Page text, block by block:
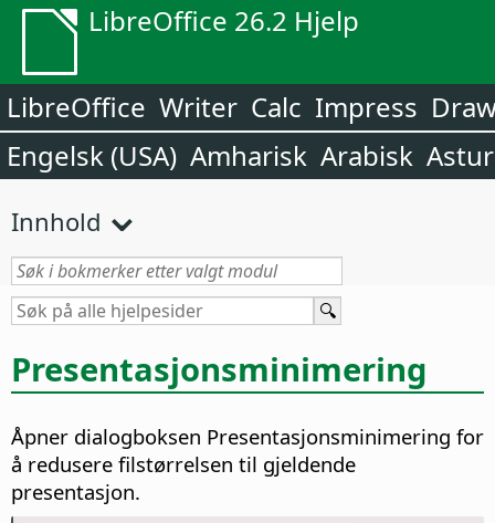
LibreOffice 26.2 Hjelp
LibreOffice Writer Calc Impress
Engelsk (USA) Amharisk Arabisk
Innhold
Presentasjonsminimering
Åpner dialogboksen Presentasjonsminimering for
å redusere filstørrelsen til gjeldende
presentasjon.